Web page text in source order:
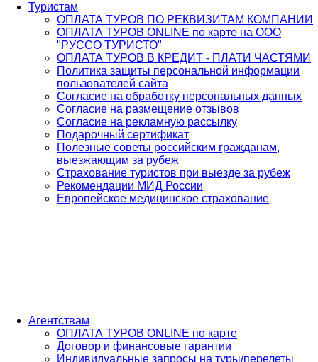
Туристам
ОПЛАТА ТУРОВ ПО РЕКВИЗИТАМ КОМПАНИИ
ОПЛАТА ТУРОВ ONLINE по карте на ООО
"РУССО ТУРИСТО"
ОПЛАТА ТУРОВ В КРЕДИТ - ПЛАТИ ЧАСТЯМИ
Политика защиты персональной информации
пользователей сайта
Согласие на обработку персональных данных
Согласие на размещение отзывов
Согласие на рекламную рассылку
Подарочный сертификат
Полезные советы российским гражданам,
выезжающим за рубеж
Страхование туристов при выезде за рубеж
Рекомендации МИД России
Европейское медицинское страхование
Агентствам
ОПЛАТА ТУРОВ ONLINE по карте
Договор и финансовые гарантии
Индивидуальные запросы на туры/перелеты